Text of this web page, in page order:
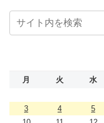
月 火 水
3
4 5